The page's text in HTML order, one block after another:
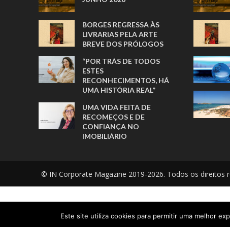
BORGES REGRESSA ÀS
LIVRARIAS PELA ARTE
BREVE DOS PRÓLOGOS
“POR TRÁS DE TODOS
ESTES
RECONHECIMENTOS, HÁ
UMA HISTÓRIA REAL”
UMA VIDA FEITA DE
RECOMEÇOS E DE
CONFIANÇA NO
IMOBILIÁRIO
© IN Corporate Magazine 2019-2026. Todos os direitos
Este site utiliza cookies para permitir uma melhor